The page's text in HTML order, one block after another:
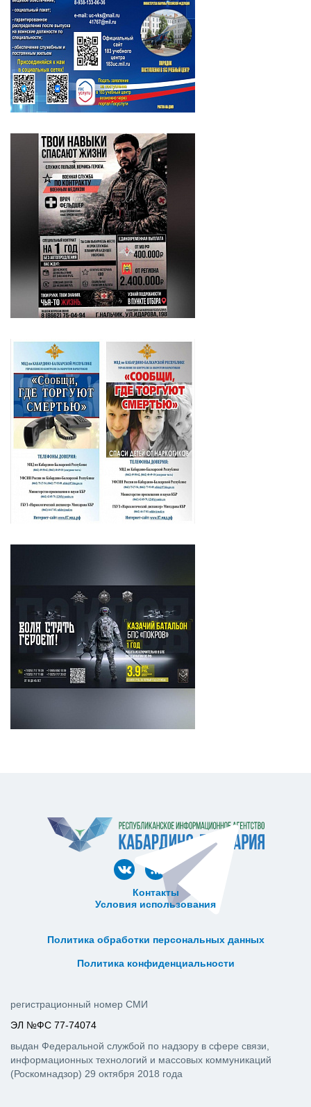
Контакты
Условия использования
Политика обработки персональных данных
Политика конфиденциальности
регистрационный номер СМИ
ЭЛ №ФС 77-74074
выдан Федеральной службой по надзору в сфере связи,
информационных технологий и массовых коммуникаций
(Роскомнадзор) 29 октября 2018 года